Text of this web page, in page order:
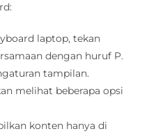
laptop, tekan
dengan huruf P.
tampilan.
melihat beberapa opsi
konten hanya di